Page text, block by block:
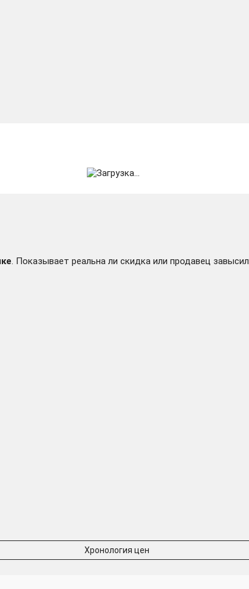
. Показывает реальна ли скидка или продавец завысил
Хронология цен